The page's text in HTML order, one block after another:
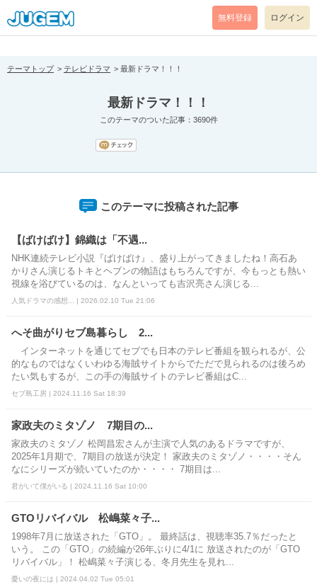
[pear_error: message="Success" code=0 mode=return level=notice
prefix="" info=""]
無料登録 ログイン
テーマトップ テレビドラマ 最新ドラマ！！！
最新ドラマ！！！
このテーマのついた記事：3690件
このテーマに投稿された記事
【ばけばけ】錦織は「不遇...
NHK連続テレビ小説『ばけばけ』、盛り上がってきましたね！高石あ
かりさん演じるトキとヘブンの物語はもちろんですが、今もっとも熱い
視線を浴びているのは、なんといっても吉沢亮さん演じる...
人気ドラマの感想... | 2026.02.10 Tue 21:06
へそ曲がりセブ島暮らし 2...
インターネットを通じてセブでも日本のテレビ番組を観られるが、公
的なものではなくいわゆる海賊サイトからでただで見られるのは後ろめ
たい気もするが、この手の海賊サイトのテレビ番組はC...
セブ島工房 | 2024.11.16 Sat 18:39
家政夫のミタゾノ 7期目の...
家政夫のミタゾノ 松岡昌宏さんが主演で人気のあるドラマですが、
2025年1月期で、7期目の放送が決定！ 家政夫のミタゾノ・・・・そん
なにシリーズが続いていたのか・・・・ 7期目は...
君がいて僕がいる | 2024.11.16 Sat 10:00
GTOリバイバル 松嶋菜々子...
1998年7月に放送された「GTO」。 最終話は、視聴率35.7％だったと
いう。 この「GTO」の続編が26年ぶりに4/1に 放送されたのが「GTO
リバイバル」！ 松嶋菜々子演じる、冬月先生を見れ...
憂いの夜には | 2024.04.02 Tue 05:01